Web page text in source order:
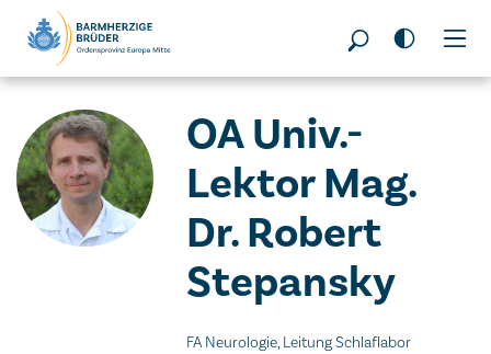
Seitenbereiche:
OA Univ.-
Lektor Mag.
Dr. Robert
Stepansky
FA Neurologie, Leitung Schlaflabor